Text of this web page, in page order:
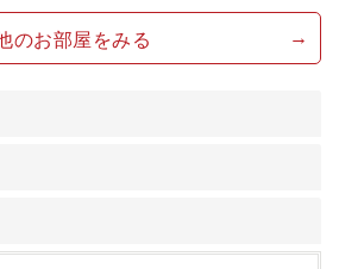
恵みあるお食事、諏訪湖に包まれ
しなみを感じていただける、美しく
のお部屋をみる